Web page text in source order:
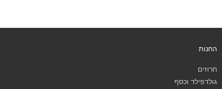
החנות
חרוזים
גולדפילד וכסף